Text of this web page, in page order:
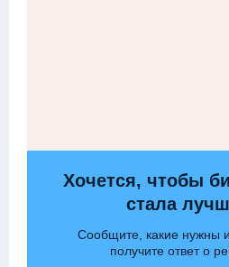
Хочется, чтобы
стала
Сообщите, какие нужны
получите ответ о